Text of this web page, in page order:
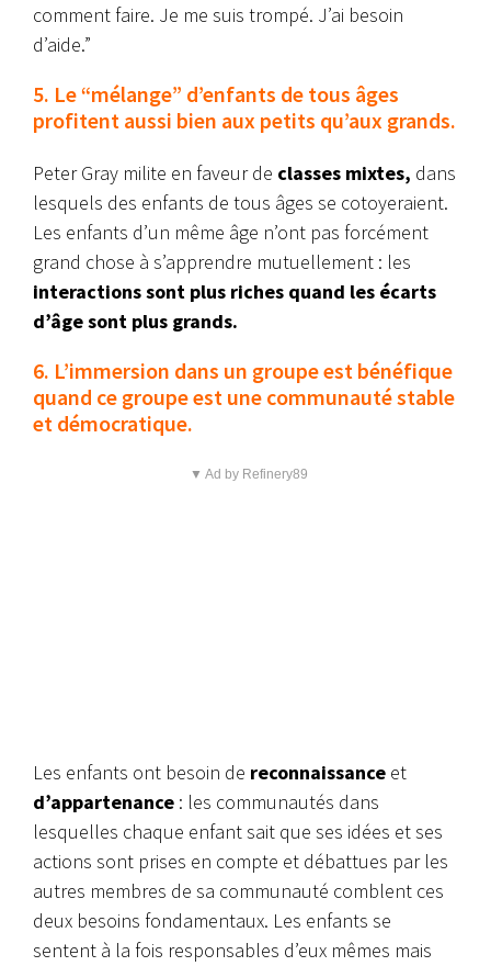
comment faire. Je me suis trompé. J’ai besoin
d’aide.”
5. Le “mélange” d’enfants de tous âges
profitent aussi bien aux petits qu’aux grands.
Peter Gray milite en faveur de classes mixtes, dans
lesquels des enfants de tous âges se cotoyeraient.
Les enfants d’un même âge n’ont pas forcément
grand chose à s’apprendre mutuellement : les
interactions sont plus riches quand les écarts
d’âge sont plus grands.
6. L’immersion dans un groupe est bénéfique
quand ce groupe est une communauté stable
et démocratique.
▼ Ad by Refinery89
Les enfants ont besoin de reconnaissance et
d’appartenance : les communautés dans
lesquelles chaque enfant sait que ses idées et ses
actions sont prises en compte et débattues par les
autres membres de sa communauté comblent ces
deux besoins fondamentaux. Les enfants se
sentent à la fois responsables d’eux mêmes mais